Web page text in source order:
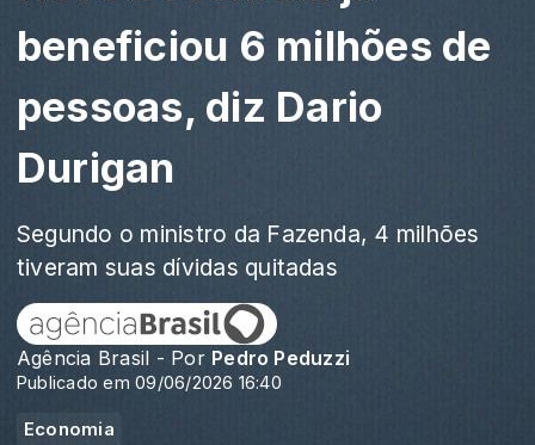
beneficiou 6 milhões de
pessoas, diz Dario
Durigan
Segundo o ministro da Fazenda, 4 milhões
tiveram suas dívidas quitadas
Agência Brasil - Por Pedro Peduzzi
Publicado em 09/06/2026 16:40
Economia